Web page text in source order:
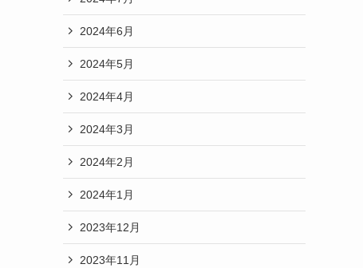
2024年6月
2024年5月
2024年4月
2024年3月
2024年2月
2024年1月
2023年12月
2023年11月